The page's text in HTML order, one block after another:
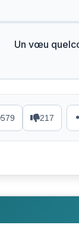
Un vœu
579 217